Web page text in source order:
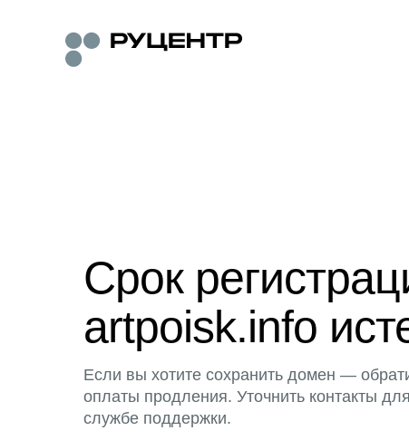
Срок
artpoisk.info
Если вы хотите сохранить домен —
оплаты продления. Уточнить контакты
службе поддержки.